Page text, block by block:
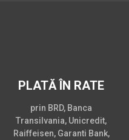
PLATĂ ÎN RATE
prin BRD, Banca
Transilvania, Unicredit,
Raiffeisen, Garanti Bank,